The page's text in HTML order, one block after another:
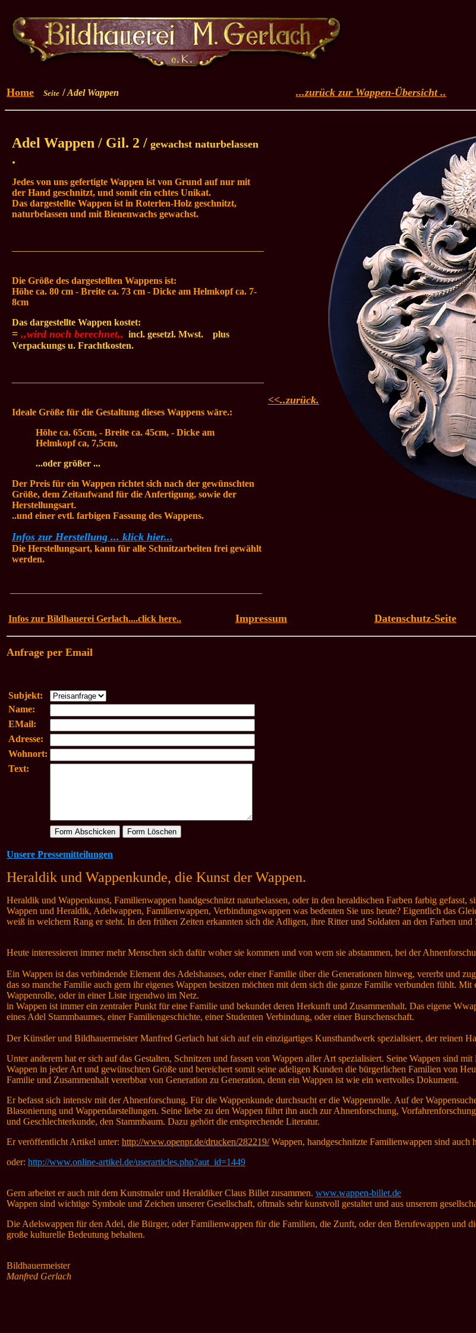
Home Seite /Adel Wappen ...zurück zur Wappen-Übersicht ..
Adel Wappen / Gil. 2 / gewachst naturbelassen
.
Jedes von uns gefertigte Wappen ist von Grund auf nur mit
der Hand geschnitzt, und somit ein echtes Unikat.
Das dargestellte Wappen ist in Roterlen-Holz geschnitzt,
naturbelassen und mit Bienenwachs gewachst.
Die Größe des dargestellten Wappens ist:
Höhe ca. 80 cm - Breite ca. 73 cm - Dicke am Helmkopf ca. 7-
8cm
Das dargestellte Wappen kostet:
= ,,wird noch berechnet,, incl. gesetzl. Mwst.
plus
Verpackungs u. Frachtkosten.
Ideale Größe für die Gestaltung dieses Wappens wäre.:
Höhe ca. 65cm, - Breite ca. 45cm, - Dicke am
Helmkopf ca, 7,5cm,
...oder größer ...
Der Preis für ein Wappen richtet sich nach der gewünschten
Größe, dem Zeitaufwand für die Anfertigung, sowie der
Herstellungsart.
..und einer evtl. farbigen Fassung des Wappens.
Infos zur Herstellung ... klick hier...
Die Herstellungsart, kann für alle Schnitzarbeiten frei gewählt
werden.
<<..zurück.
Infos zur Bildhauerei Gerlach....click here.. Impressum Datenschutz-Seite
Anfrage per Email
Subjekt:
Name:
EMail:
Adresse:
Wohnort:
Text:
Unsere Pressemitteilungen
Heraldik und Wappenkunde, die Kunst der Wappen.
Heraldik und Wappenkunst, Familienwappen handgeschnitzt naturbelassen, oder in den heraldischen Farben farbig gefasst,
Wappen und Heraldik, Adelwappen, Familienwappen, Verbindungswappen was bedeuten Sie uns heute? Eigentlich das
weiß in welchem Rang er steht. In den frühen Zeiten erkannten sich die Adligen, ihre Ritter und Soldaten an den Farben
Heute interessieren immer mehr Menschen sich dafür woher sie kommen und von wem sie abstammen, bei der
Ein Wappen ist das verbindende Element des Adelshauses, oder einer Familie über die Generationen hinweg, vererbt und
das so manche Familie auch gern ihr eigenes Wappen besitzen möchten mit dem sich die ganze Familie verbunden fühlt.
Wappenrolle, oder in einer Liste irgendwo im Netz.
in Wappen ist immer ein zentraler Punkt für eine Familie und bekundet deren Herkunft und Zusammenhalt. Das eigene
eines Adel Stammbaumes, einer Familiengeschichte, einer Studenten Verbindung, oder einer Burschenschaft.
Der Künstler und Bildhauermeister Manfred Gerlach hat sich auf ein einzigartiges Kunsthandwerk spezialisiert, der reinen
Unter anderem hat er sich auf das Gestalten, Schnitzen und fassen von Wappen aller Art spezialisiert. Seine Wappen sind
Wappen in jeder Art und gewünschten Größe und bereichert somit seine adeligen Kunden die bürgerlichen Familien von
Familie und Zusammenhalt vererbbar von Generation zu Generation, denn ein Wappen ist wie ein wertvolles Dokument.
Er befasst sich intensiv mit der Ahnenforschung. Für die Wappenkunde durchsucht er die Wappenrolle. Auf der
Blasonierung und Wappendarstellungen. Seine liebe zu den Wappen führt ihn auch zur Ahnenforschung,
und Geschlechterkunde, den Stammbaum. Dazu gehört die entsprechende Literatur.
Er veröffentlicht Artikel unter: http://www.openpr.de/drucken/282219/Wappen, handgeschnitzte Familienwappen sind auch
oder: http://www.online-artikel.de/userarticles.php?aut_id=1449
Gern arbeitet er auch mit dem Kunstmaler und Heraldiker Claus Billet zusammen. www.wappen-billet.de
Wappen sind wichtige Symbole und Zeichen unserer Gesellschaft, oftmals sehr kunstvoll gestaltet und aus unserem
Die Adelswappen für den Adel, die Bürger, oder Familienwappen für die Familien, die Zunft, oder den Berufewappen und
große kulturelle Bedeutung behalten.
Bildhauermeister
Manfred Gerlach